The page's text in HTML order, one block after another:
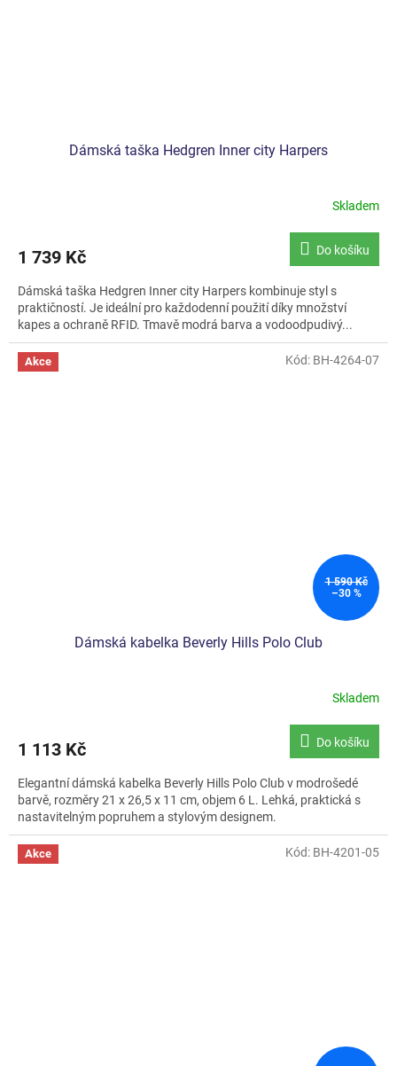
Dámská taška Hedgren Inner city Harpers
Skladem
1 739 Kč Do košíku
Dámská taška Hedgren Inner city Harpers kombinuje styl s
praktičností. Je ideální pro každodenní použití díky množství
kapes a ochraně RFID. Tmavě modrá barva a vodoodpudivý...
Akce
1 590 Kč
–30 %
Dámská kabelka Beverly Hills Polo Club
Skladem
1 113 Kč Do košíku
Elegantní dámská kabelka Beverly Hills Polo Club v modrošedé
barvě, rozměry 21 x 26,5 x 11 cm, objem 6 L. Lehká, praktická s
nastavitelným popruhem a stylovým designem.
Kód: BH-4264-07
Akce Kód: BH-4201-05